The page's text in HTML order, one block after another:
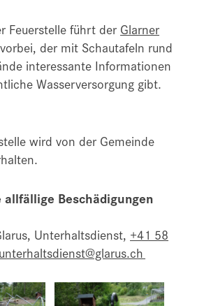
Feuerstelle führt der Glarner
vorbei, der mit Schautafeln rund
interessante Informationen
Wasserversorgung gibt.
wird von der Gemeinde
Beschädigungen
Unterhaltsdienst, +41 58
unterhaltsdienst@glarus.ch